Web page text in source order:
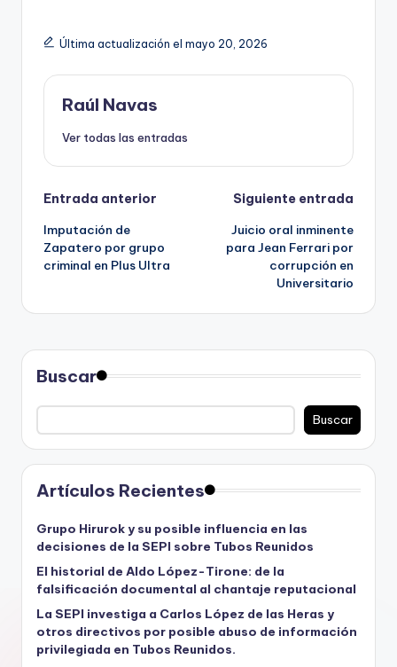
Última actualización el mayo 20, 2026
Raúl Navas
Ver todas las entradas
Navegación
de
entradas
Entrada anterior
Imputación de
Zapatero por grupo
criminal en Plus Ultra
Siguiente entrada
Juicio oral inminente
para Jean Ferrari por
corrupción en
Universitario
Buscar
Buscar
Artículos Recientes
Grupo Hirurok y su posible influencia en las
decisiones de la SEPI sobre Tubos Reunidos
El historial de Aldo López-Tirone: de la
falsificación documental al chantaje reputacional
La SEPI investiga a Carlos López de las Heras y
otros directivos por posible abuso de información
privilegiada en Tubos Reunidos.